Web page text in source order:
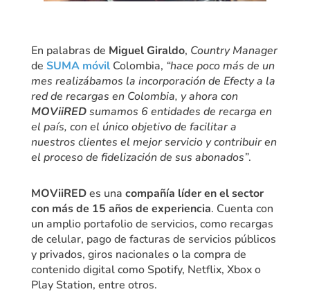
En palabras de Miguel Giraldo, Country Manager
de SUMA móvilColombia, “hace poco más de un
mes realizábamos la incorporación de Efecty a la
red de recargas en Colombia, y ahora con
MOViiREDsumamos 6 entidades de recarga en
el país, con el único objetivo de facilitar a
nuestros clientes el mejor servicio y contribuir en
el proceso de fidelización de sus abonados”.
MOViiREDes una compañía líder en el sector
con más de 15 años de experiencia. Cuenta con
un amplio portafolio de servicios, como recargas
de celular, pago de facturas de servicios públicos
y privados, giros nacionales o la compra de
contenido digital como Spotify, Netflix, Xbox o
Play Station, entre otros.